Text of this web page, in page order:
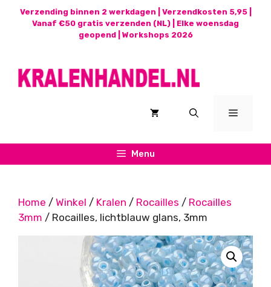
Verzending binnen 2 werkdagen | Verzendkosten 5,95 |
Vanaf €50 gratis verzenden (NL) | Elke woensdag
geopend | Workshops 2026
Menu
Menu
Home / Winkel / Kralen / Rocailles / Rocailles
3mm / Rocailles, lichtblauw glans, 3mm